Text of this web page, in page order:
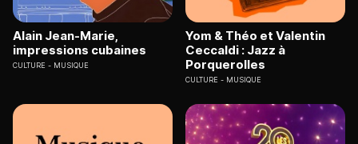
Alain Jean-Marie,
impressions cubaines
CULTURE MUSIQUE
Yom & Théo et Valentin
Ceccaldi : Jazz à
Porquerolles
CULTURE MUSIQUE